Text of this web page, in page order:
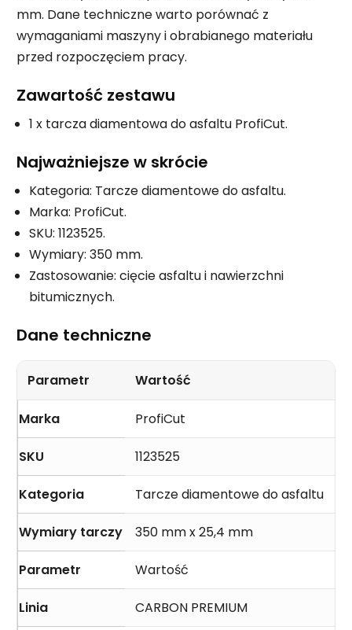
mm. Dane techniczne warto porównać z
wymaganiami maszyny i obrabianego materiału
przed rozpoczęciem pracy.
Zawartość zestawu
1 x tarcza diamentowa do asfaltu ProfiCut.
Najważniejsze w skrócie
Kategoria: Tarcze diamentowe do asfaltu.
Marka: ProfiCut.
SKU: 1123525.
Wymiary: 350 mm.
Zastosowanie: cięcie asfaltu i nawierzchni
bitumicznych.
Dane techniczne
Parametr Wartość
Marka ProfiCut
SKU 1123525
Kategoria Tarcze diamentowe do asfaltu
Wymiary tarczy 350 mm x 25,4 mm
Parametr Wartość
Linia CARBON PREMIUM